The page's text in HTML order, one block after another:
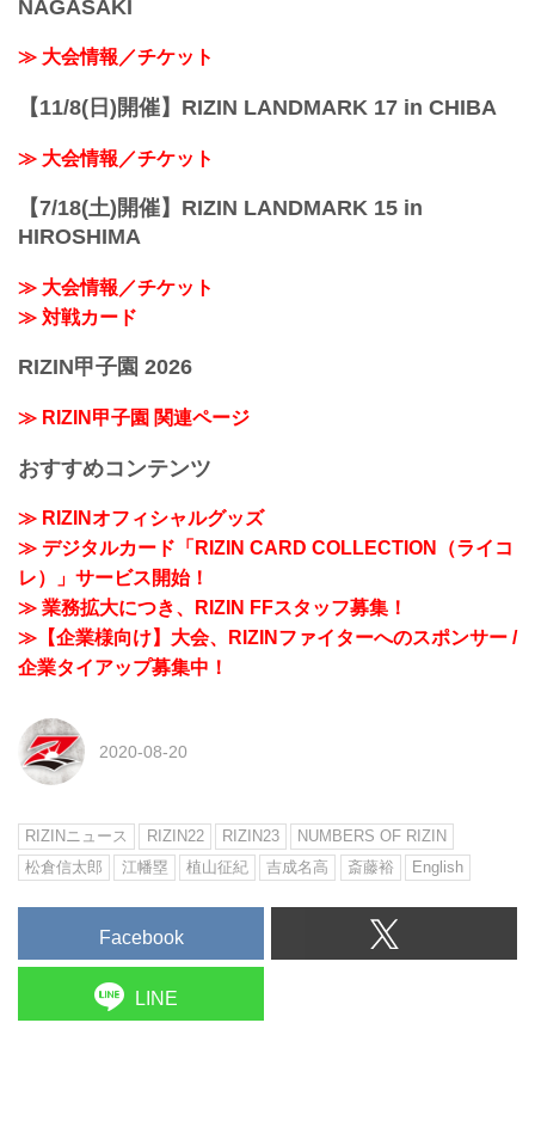
NAGASAKI
≫ 大会情報／チケット
【11/8(日)開催】RIZIN LANDMARK 17 in CHIBA
≫ 大会情報／チケット
【7/18(土)開催】RIZIN LANDMARK 15 in
HIROSHIMA
≫ 大会情報／チケット
≫ 対戦カード
RIZIN甲子園 2026
≫ RIZIN甲子園 関連ページ
おすすめコンテンツ
≫ RIZINオフィシャルグッズ
≫ デジタルカード「RIZIN CARD COLLECTION（ライコ
レ）」サービス開始！
≫ 業務拡大につき、RIZIN FFスタッフ募集！
≫【企業様向け】大会、RIZINファイターへのスポンサー /
企業タイアップ募集中！
2020-08-20
RIZINニュース RIZIN22 RIZIN23
NUMBERS OF RIZIN
松倉信太郎
江幡塁 植山征紀 吉成名高 斎藤裕 English
Facebook
LINE